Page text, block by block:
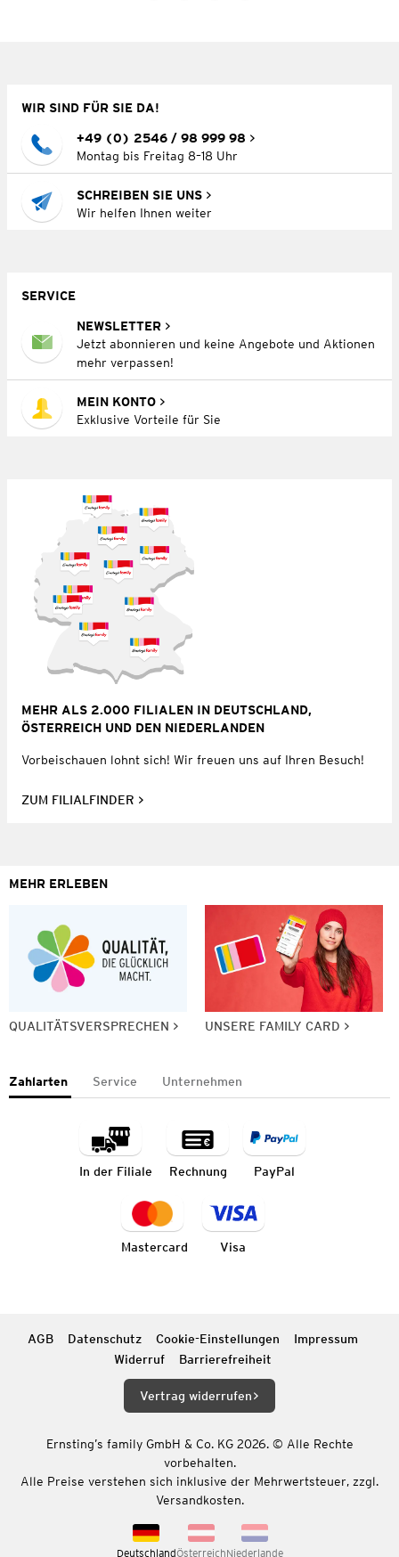
WIR SIND FÜR SIE DA!
+49 (0) 2546 / 98 999 98
Montag bis Freitag 8–18 Uhr
SCHREIBEN SIE UNS
Wir helfen Ihnen weiter
SERVICE
NEWSLETTER
Jetzt abonnieren und keine Angebote und Aktionen
mehr verpassen!
MEIN KONTO
Exklusive Vorteile für Sie
MEHR ALS 2.000 FILIALEN IN DEUTSCHLAND,
ÖSTERREICH UND DEN NIEDERLANDEN
Vorbeischauen lohnt sich! Wir freuen uns auf Ihren Besuch!
ZUM FILIALFINDER
MEHR ERLEBEN
QUALITÄTSVERSPRECHEN UNSERE FAMILY CARD
Zahlarten Service Unternehmen
In der Filiale Rechnung PayPal
Mastercard Visa
AGB Datenschutz Cookie-Einstellungen
Impressum
Widerruf
Barrierefreiheit
Vertrag widerrufen
Ernsting’s family GmbH & Co. KG 2026. © Alle Rechte
vorbehalten.
Alle Preise verstehen sich inklusive der Mehrwertsteuer, zzgl.
Versandkosten.
DeutschlandÖsterreichNiederlande